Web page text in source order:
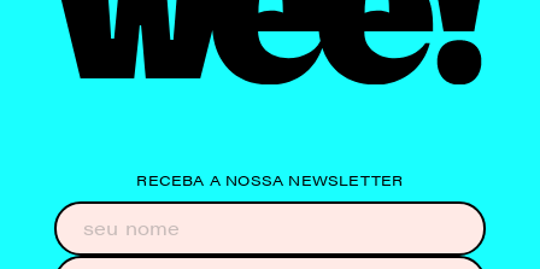
RECEBA A NOSSA NEWSLETTER